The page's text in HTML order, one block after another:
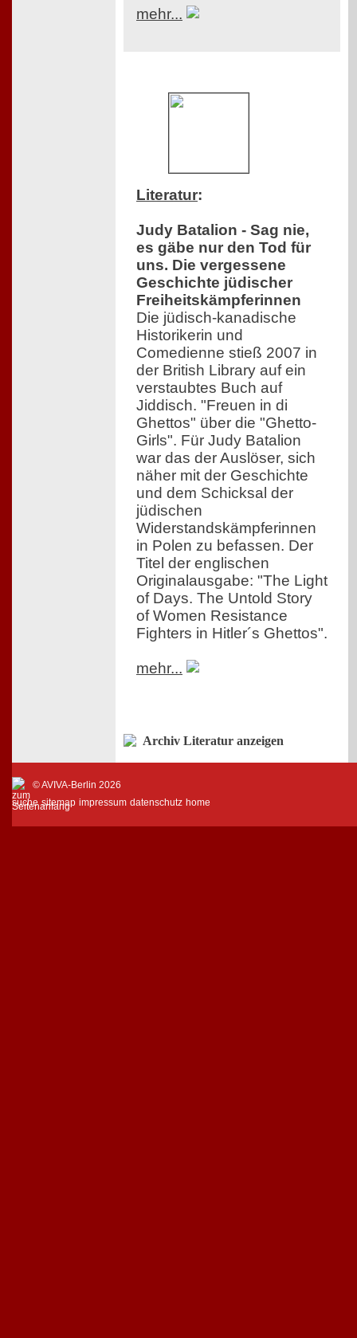
mehr...
Literatur:
Judy Batalion - Sag nie,
es gäbe nur den Tod für
uns. Die vergessene
Geschichte jüdischer
Freiheitskämpferinnen
Die jüdisch-kanadische
Historikerin und
Comedienne stieß 2007 in
der British Library auf ein
verstaubtes Buch auf
Jiddisch. "Freuen in di
Ghettos" über die "Ghetto-
Girls". Für Judy Batalion
war das der Auslöser, sich
näher mit der Geschichte
und dem Schicksal der
jüdischen
Widerstandskämpferinnen
in Polen zu befassen. Der
Titel der englischen
Originalausgabe: "The Light
of Days. The Untold Story
of Women Resistance
Fighters in Hitler´s Ghettos".
mehr...
Archiv Literatur anzeigen
© AVIVA-Berlin 2026
suche sitemap impressum datenschutz home